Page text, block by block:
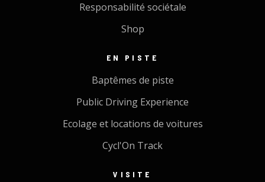
Responsabilité sociétale
Shop
EN PISTE
Baptêmes de piste
Public Driving Experience
Ecolage et locations de voitures
Cycl'On Track
VISITE